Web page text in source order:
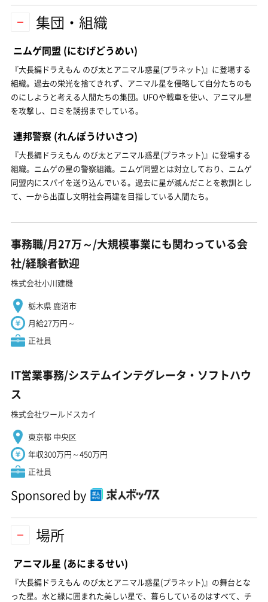
集団・組織
ニムゲ同盟 (にむげどうめい)
『大長編ドラえもん のび太とアニマル惑星(プラネット)』に登場する
組織。過去の栄光を捨てきれず、アニマル星を侵略して自分たちのも
のにしようと考える人間たちの集団。UFOや戦車を使い、アニマル星
を攻撃し、ロミを誘拐までしている。
連邦警察 (れんぽうけいさつ)
『大長編ドラえもん のび太とアニマル惑星(プラネット)』に登場する
組織。ニムゲの星の警察組織。ニムゲ同盟とは対立しており、ニムゲ
同盟内にスパイを送り込んでいる。過去に星が滅んだことを教訓とし
て、一から出直し文明社会再建を目指している人間たち。
事務職/月27万～/大規模事業にも関わっている会
社/経験者歓迎
株式会社小川建機
栃木県 鹿沼市
月給27万円～
正社員
IT営業事務/システムインテグレータ・ソフトハウ
ス
株式会社ワールドスカイ
東京都 中央区
年収300万円～450万円
正社員
Sponsored by
場所
アニマル星 (あにまるせい)
『大長編ドラえもん のび太とアニマル惑星(プラネット)』の舞台とな
った星。水と緑に囲まれた美しい星で、暮らしているのはすべて、チ